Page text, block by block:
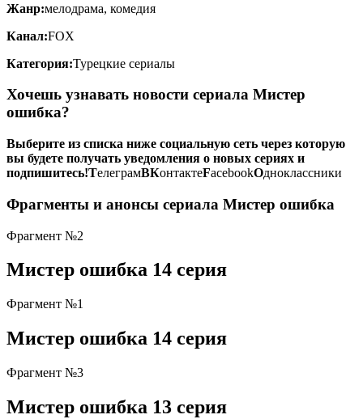
Жанр:мелодрама, комедия
Канал:FOX
Категория:Турецкие сериалы
Хочешь узнавать новости сериала Мистер
ошибка?
Выберите из списка ниже социальную сеть через которую
вы будете получать уведомления о новых сериях и
подпишитесь!ТелеграмВКонтактеFacebookОдноклассники
Фрагменты и анонсы сериала Мистер ошибка
Фрагмент №2
Мистер ошибка 14 серия
Фрагмент №1
Мистер ошибка 14 серия
Фрагмент №3
Мистер ошибка 13 серия